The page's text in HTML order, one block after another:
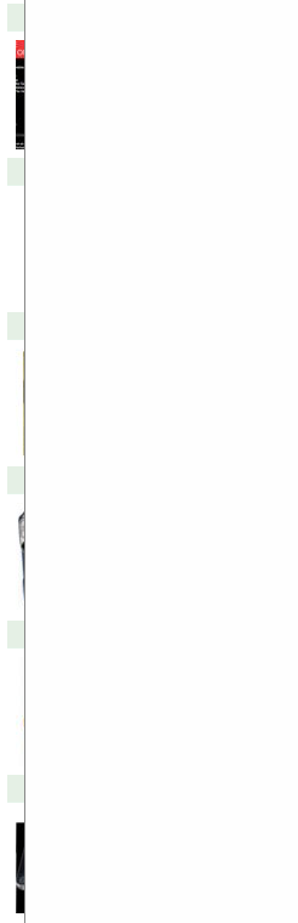
Motorola Droid 2:
Завтра компании
версию Droid
счёту только QWERTY-
Motorola ES400 —
Motorola анонсировала
(Enterprise Digital
корпоративных и
В сети
В сети «засветились»
немного тоньше и почти
изменений претерпела
Motorola
Motorola подтвердила о
теперь уже под другим
Великобритании, как
Android 2.1
Motorola официально
FlipOut. Нацеленный на
фирменным
Android-
В Сети появились
названием Twist. Дизайн